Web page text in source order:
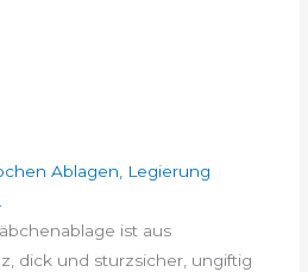
Ablagen, Legierung
ist aus
dick und sturzsicher, ungiftig